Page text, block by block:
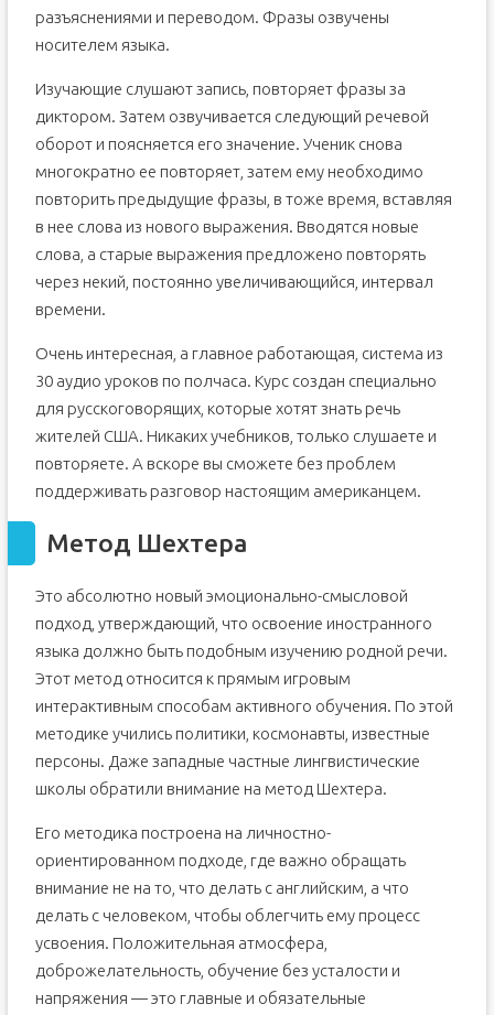
разъяснениями и переводом. Фразы озвучены
носителем языка.
Изучающие слушают запись, повторяет фразы за
диктором. Затем озвучивается следующий речевой
оборот и поясняется его значение. Ученик снова
многократно ее повторяет, затем ему необходимо
повторить предыдущие фразы, в тоже время, вставляя
в нее слова из нового выражения. Вводятся новые
слова, а старые выражения предложено повторять
через некий, постоянно увеличивающийся, интервал
времени.
Очень интересная, а главное работающая, система из
30 аудио уроков по полчаса. Курс создан специально
для русскоговорящих, которые хотят знать речь
жителей США. Никаких учебников, только слушаете и
повторяете. А вскоре вы сможете без проблем
поддерживать разговор настоящим американцем.
Метод Шехтера
Это абсолютно новый эмоционально-смысловой
подход, утверждающий, что освоение иностранного
языка должно быть подобным изучению родной речи.
Этот метод относится к прямым игровым
интерактивным способам активного обучения. По этой
методике учились политики, космонавты, известные
персоны. Даже западные частные лингвистические
школы обратили внимание на метод Шехтера.
Его методика построена на личностно-
ориентированном подходе, где важно обращать
внимание не на то, что делать с английским, а что
делать с человеком, чтобы облегчить ему процесс
усвоения. Положительная атмосфера,
доброжелательность, обучение без усталости и
напряжения — это главные и обязательные